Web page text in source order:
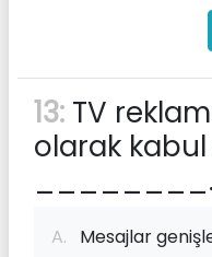
13: TV
olarak
________.
A. Mesajlar